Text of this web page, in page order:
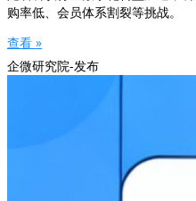
购率低、会员体系割裂等挑战。
查看 »
企微研究院-发布